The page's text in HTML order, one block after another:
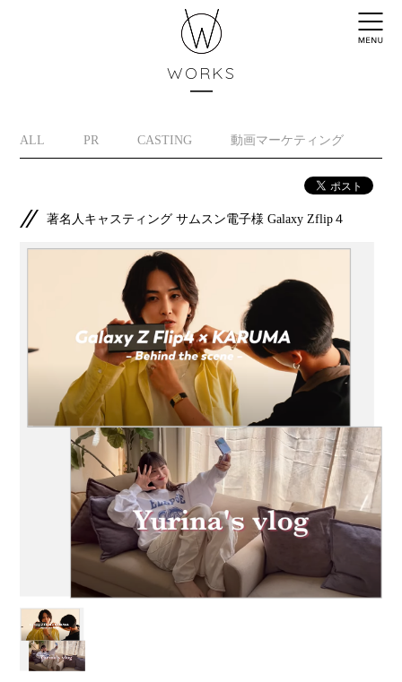
WORKS
ALL PR CASTING 動画マーケティング
著名人キャスティング サムスン電子様 Galaxy Zflip４